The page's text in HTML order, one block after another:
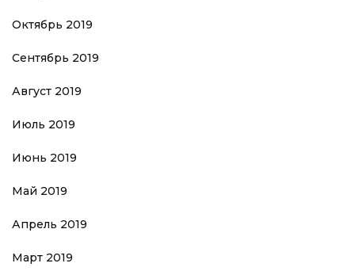
Октябрь 2019
Сентябрь 2019
Август 2019
Июль 2019
Июнь 2019
Май 2019
Апрель 2019
Март 2019